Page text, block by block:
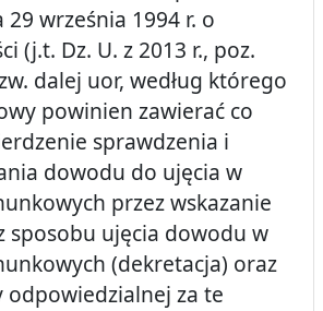
września 1994 r. o
(j.t. Dz. U. z 2013 r., poz.
dalej uor, według którego
powinien zawierać co
sprawdzenia i
dowodu do ujęcia w
przez wskazanie
sposobu ujęcia dowodu w
(dekretacja) oraz
odpowiedzialnej za te